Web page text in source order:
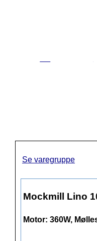
Se varegruppe
Mockmill Lino
Motor: 360W,